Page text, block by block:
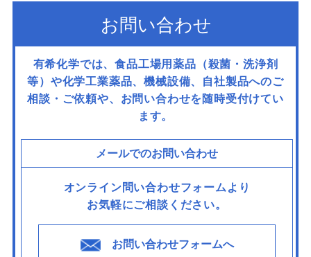
お問い合わせ
有希化学では、食品工場用薬品（殺菌・洗浄剤
等）や化学工業薬品、機械設備、
自社製品へのご
相談・ご依頼や、お問い合わせを随時受付けてい
ます。
メールでのお問い合わせ
オンライン問い合わせフォームより
お気軽にご相談ください。
お問い合わせフォームへ